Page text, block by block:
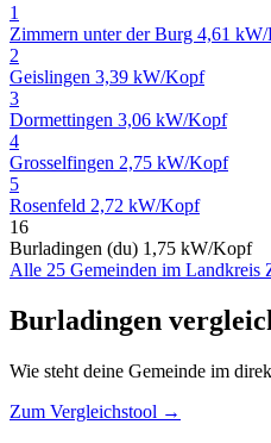
1
Zimmern unter der Burg 4,61
2
Geislingen 3,39 kW/Kopf
3
Dormettingen 3,06 kW/Kopf
4
Grosselfingen 2,75 kW/Kopf
5
Rosenfeld 2,72 kW/Kopf
16
Burladingen (du) 1,75 kW/Kopf
Alle 25 Gemeinden im Landkreis
Burladingen
Wie steht deine Gemeinde im
Zum Vergleichstool →